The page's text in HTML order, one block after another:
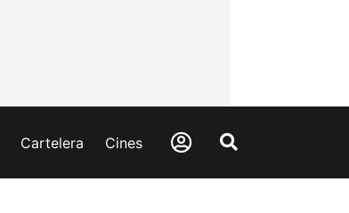
Cartelera Cines